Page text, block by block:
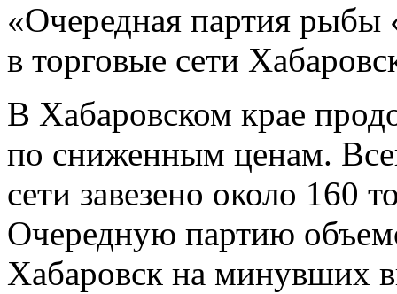
«Очередная партия
в торговые сети
В Хабаровском крае
по сниженным ценам.
сети завезено около 160
Очередную партию
Хабаровск на минувших